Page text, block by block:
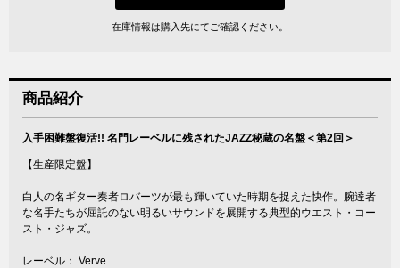
在庫情報は購入先にてご確認ください。
商品紹介
入手困難盤復活!! 名門レーベルに残されたJAZZ秘蔵の名盤＜第2回＞
【生産限定盤】
白人の名ギター奏者ロバーツが最も輝いていた時期を捉えた快作。腕達者
な名手たちが屈託のない明るいサウンドを展開する典型的ウエスト・コー
スト・ジャズ。
レーベル： Verve